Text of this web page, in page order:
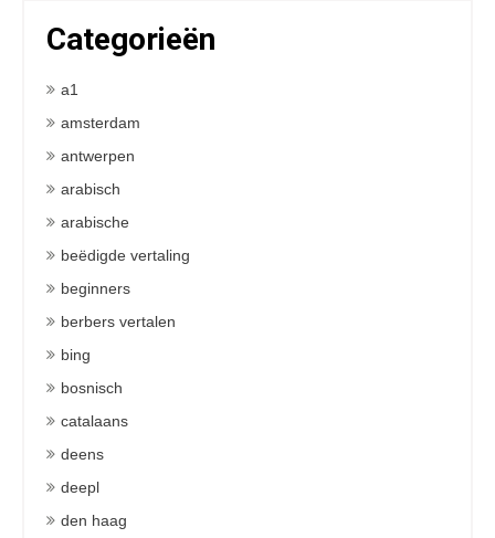
Categorieën
a1
amsterdam
antwerpen
arabisch
arabische
beëdigde vertaling
beginners
berbers vertalen
bing
bosnisch
catalaans
deens
deepl
den haag